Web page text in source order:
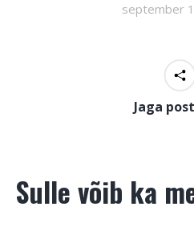
september
Jaga
Sulle võib ka